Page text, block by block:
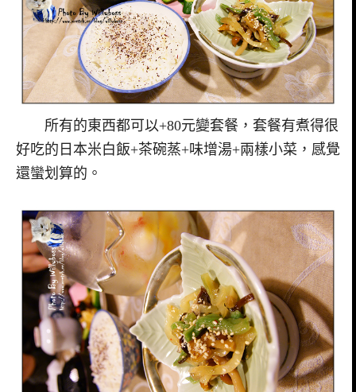
所有的東西都可以+80元變套餐，套餐有煮得很
好吃的日本米白飯+茶碗蒸+味增湯+兩樣小菜，感覺
還蠻划算的。